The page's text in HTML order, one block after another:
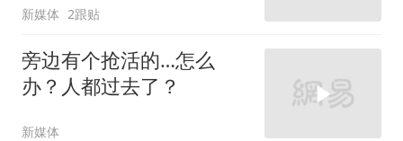
新媒体 2跟贴
旁边有个抢活的…怎么
办？人都过去了？
新媒体